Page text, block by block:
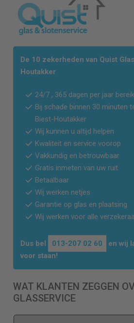
De 10 zekerheden van Quist
Houtakker
24/7 , 365 dagen per jaar
Bij schade binnen 30 minuten
Biest-Houtakker
Wij kunnen u altijd helpen
Kwaliteit en service voorop
Vakkundig en betrouwbaar
Gratis inmeten van uw ruit
Betaalbaar
Wij werken netjes
Garantie op glas en plaatsing
Wij werken voor alle
Dus bel 013-207 02 60
en wij
voor staan!
WAT KLANTEN ZEGGEN
GLASSERVICE